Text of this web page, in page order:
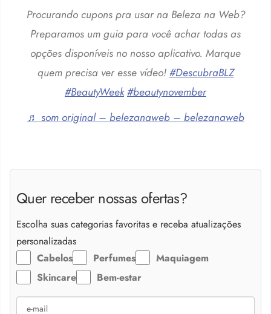
Procurando cupons pra usar na Beleza na Web?
Preparamos um guia para você achar todas as
opções disponíveis no nosso aplicativo. Marque
quem precisa ver esse vídeo! #DescubraBLZ
#BeautyWeek #beautynovember
♬ som original – belezanaweb – belezanaweb
Quer receber nossas ofertas?
Escolha suas categorias favoritas e receba atualizações
personalizadas
Cabelos
Perfumes
Maquiagem
Skincare
Bem-estar